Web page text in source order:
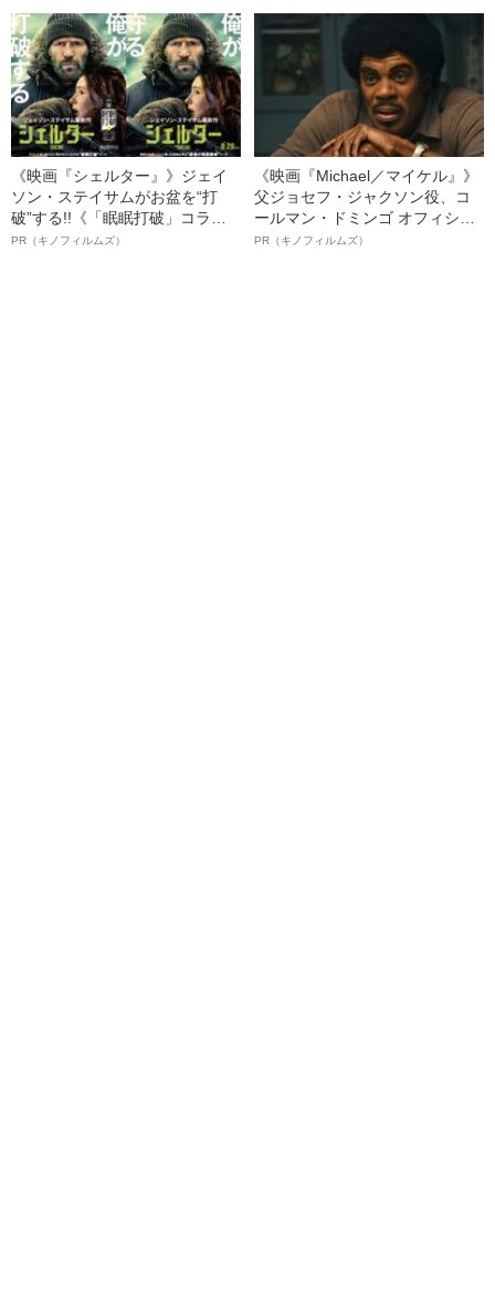
ト”が生み出した徹底ケアとは
《映画『シェルター』》ジェイ
ソン・ステイサムがお盆を“打
破”する!!《「眠眠打破」コラ
ボ》
PR（キノフィルムズ）
《映画『Michael／マイケル』》
父ジョセフ・ジャクソン役、コ
ールマン・ドミンゴ オフィシャ
ルインタビュー“観客を魅了した
PR（キノフィルムズ）